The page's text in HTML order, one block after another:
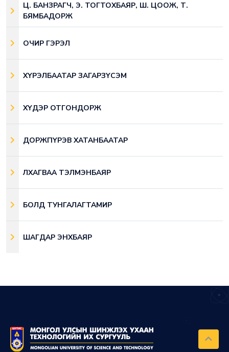
Ц. БАНЗРАГЧ, Э. ТОГТОХБАЯР, Ш. ЦООЖ, Т.
БЯМБАДОРЖ
ОЧИР ГЭРЭЛ
ХҮРЭЛБААТАР ЗАГАРЗҮСЭМ
ХҮДЭР ОТГОНДОРЖ
ДОРЖПҮРЭВ ХАТАНБААТАР
ЛХАГВАА ТЭЛМЭНБАЯР
БОЛД ТУНГАЛАГТАМИР
ШАГДАР ЭНХБАЯР